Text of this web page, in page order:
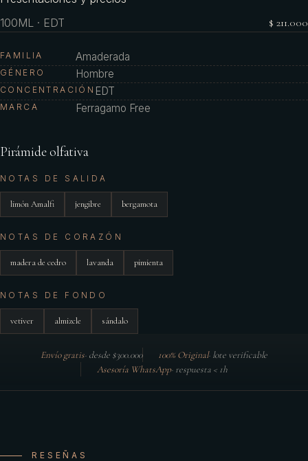
100ML · EDT
$ 211.000
FAMILIA Amaderada
GÉNERO Hombre
CONCENTRACIÓN EDT
MARCA Ferragamo Free
Pirámide olfativa
NOTAS DE SALIDA
limón Amalfi jengibre bergamota
NOTAS DE CORAZÓN
madera de cedro lavanda pimienta
NOTAS DE FONDO
vetiver almizcle sándalo
Envío gratis· desde $300.000 100% Original· lote verificable
Asesoría WhatsApp· respuesta < 1h
RESEÑAS